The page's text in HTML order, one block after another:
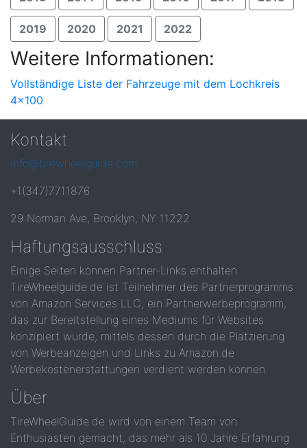
2019 2020 2021 2022
Weitere Informationen:
Vollständige Liste der Fahrzeuge mit dem Lochkreis
4x100
Kontakt
info@tirewheelguide.com
+1(347)7711876
29 Norman Ave, Brooklyn, NY 11222
Haftungsausschluss
Einige Seiten können Partner-Links enthalten.
TireWheelguide.de ist Teilnehmer des Partnerprogramms
von Amazon Services LLC, ein Partnerwerbeprogramm,
das zur Bereitstellung eines Mediums für Websites
konzipiert wurde, mittels dessen durch die Platzierung
von Werbeanzeigen und Links zu Amazon.de
Werbekostenerstattungen verdient werden können.
Über
TireWheelGuide.de wird von einem Team von
Enthusiasten gemacht, das mehr als 10 Jahre Erfahrung